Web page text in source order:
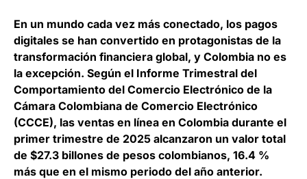
En un mundo cada vez más conectado, los pagos
digitales se han convertido en protagonistas de la
transformación financiera global, y Colombia no es
la excepción. Según el Informe Trimestral del
Comportamiento del Comercio Electrónico de la
Cámara Colombiana de Comercio Electrónico
(CCCE), las ventas en línea en Colombia durante el
primer trimestre de 2025 alcanzaron un valor total
de $27.3 billones de pesos colombianos, 16.4 %
más que en el mismo periodo del año anterior.